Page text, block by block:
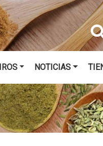
NOTICIAS